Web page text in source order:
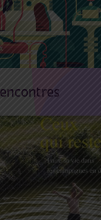
Gwen Keraval
18:00 20:00
avec Benoît